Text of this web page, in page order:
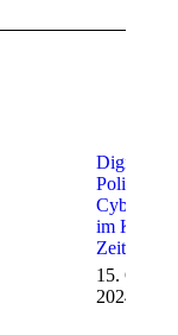
Digitaler
Polizeitag:
im KI-
Zeitalter
15.
2024